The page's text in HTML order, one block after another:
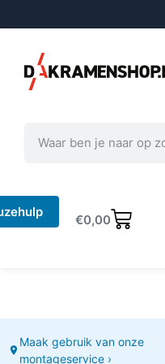
€0,00
Maak gebruik van onze
montageservice ›